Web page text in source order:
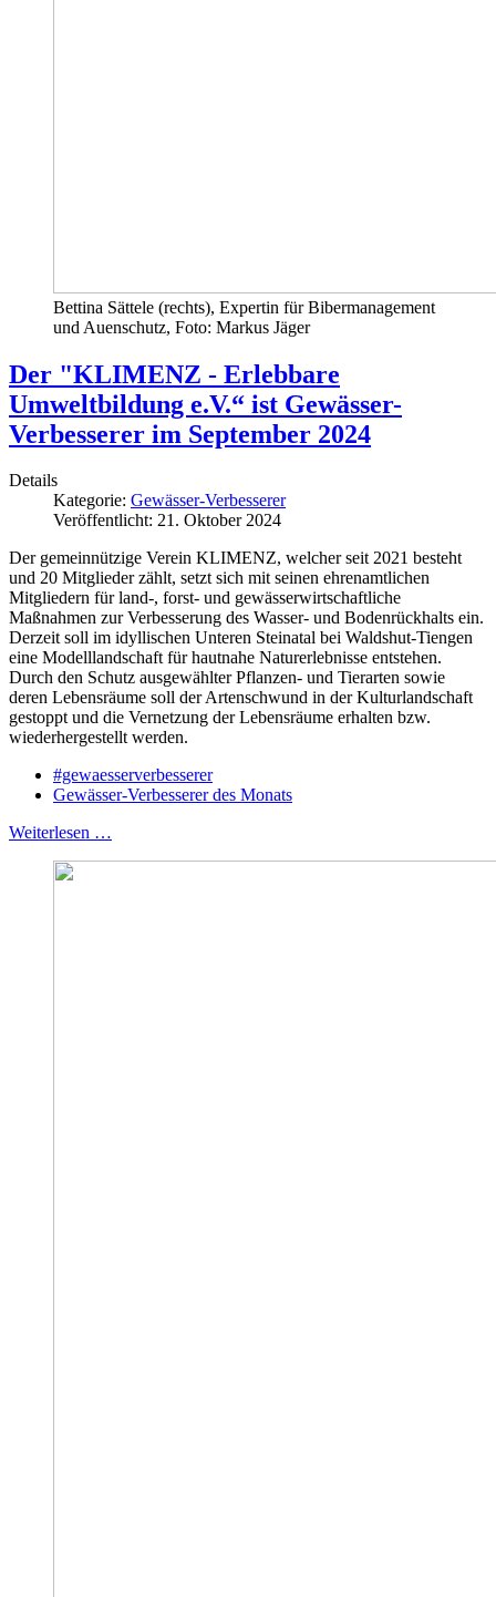
Bettina Sättele (rechts), Expertin für Bibermanagement
und Auenschutz, Foto: Markus Jäger
Der "KLIMENZ - Erlebbare
Umweltbildung e.V.“ ist Gewässer-
Verbesserer im September 2024
Details
Kategorie: Gewässer-Verbesserer
Veröffentlicht: 21. Oktober 2024
Der gemeinnützige Verein KLIMENZ, welcher seit 2021 besteht
und 20 Mitglieder zählt, setzt sich mit seinen ehrenamtlichen
Mitgliedern für land-, forst- und gewässerwirtschaftliche
Maßnahmen zur Verbesserung des Wasser- und Bodenrückhalts ein.
Derzeit soll im idyllischen Unteren Steinatal bei Waldshut-Tiengen
eine Modelllandschaft für hautnahe Naturerlebnisse entstehen.
Durch den Schutz ausgewählter Pflanzen- und Tierarten sowie
deren Lebensräume soll der Artenschwund in der Kulturlandschaft
gestoppt und die Vernetzung der Lebensräume erhalten bzw.
wiederhergestellt werden.
#gewaesserverbesserer
Gewässer-Verbesserer des Monats
Weiterlesen …